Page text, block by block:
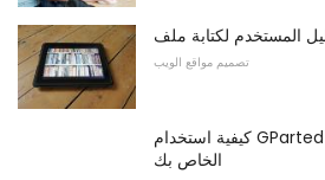
تصميم مواقع الويب
كيفية استخدام GParted لتقسيم القرص الصلب
الخاص بك